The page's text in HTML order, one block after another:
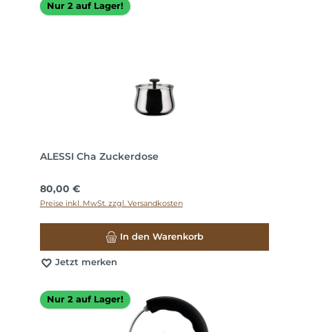
Nur 2 auf Lager!
ALESSI Cha Zuckerdose
Regulärer Preis:
80,00 €
Preise inkl. MwSt. zzgl. Versandkosten
In den Warenkorb
Jetzt merken
Nur 2 auf Lager!